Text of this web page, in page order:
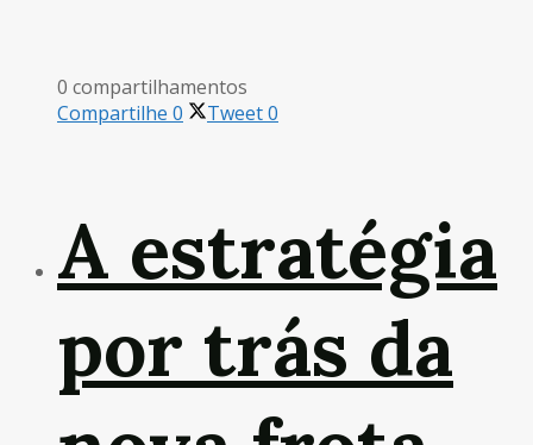
0 compartilhamentos
Compartilhe 0 Tweet0
A estratégia
por trás da